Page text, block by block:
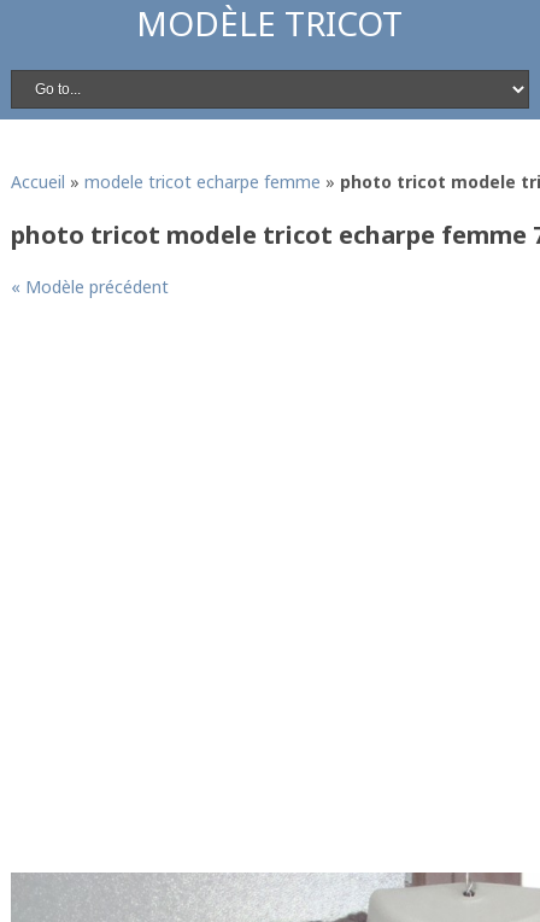
MODÈLE TRICOT
Accueil » modele tricot echarpe femme » photo tricot modele
photo tricot modele tricot echarpe femme
« Modèle précédent